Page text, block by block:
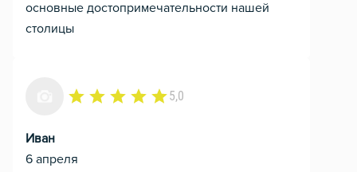
основные достопримечательности нашей
столицы
5,0
Иван
6 апреля